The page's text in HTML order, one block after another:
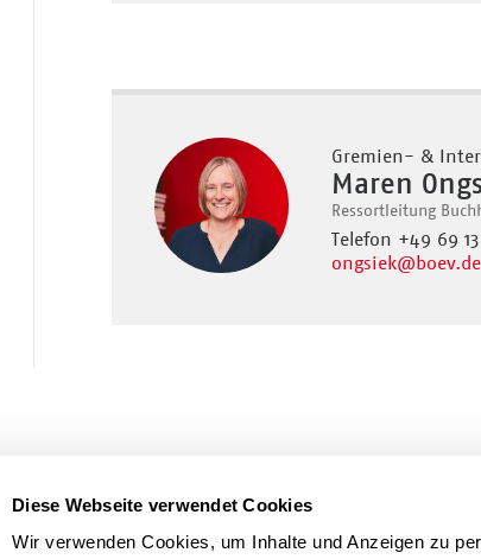
Diese Webseite verwendet Cookies
Wir verwenden Cookies, um Inhalte und Anzeigen zu
Gremien- &
Maren
Ressortleitung
Telefon +49 69
ongsiek@boev.de